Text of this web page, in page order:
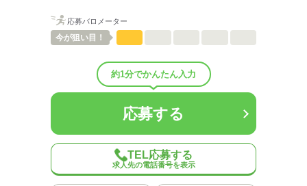
・・・・・・・・・・・・・・・
【正社員登用も行っています】
契約期間中に試験を通して
正社員にキャリアアップも可能です！
過去6年間での
正社員登用実績は573名！
（2018年～2024年度）
仕事の仕方
（男6：女4）
待遇・福利厚生：
■残業代全額支給
■深夜勤務手当
（平日30％増し、休日45％増し）
応募バロメーター
今が狙い目！
約1分でかんたん入力
応募する
TEL応募する
求人先の電話番号を表示